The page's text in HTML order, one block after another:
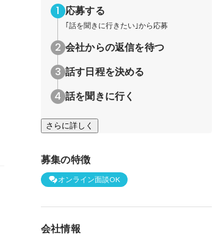
応募する
｢話を聞きに行きたい｣から応募
会社からの返信を待つ
話す日程を決める
話を聞きに行く
さらに詳しく
募集の特徴
オンライン面談OK
会社情報